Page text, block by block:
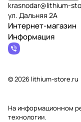
krasnodar@lithium-
ул. Дальняя 2А
Интернет-магазин
Информация
© 2026 lithium-store.ru
На информационном
технологии.